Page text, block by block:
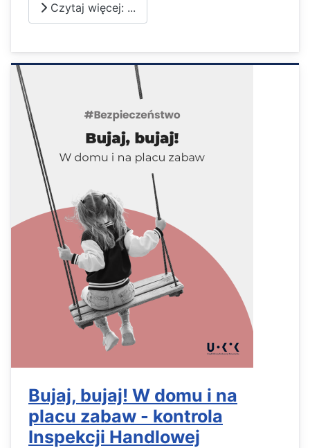
Czytaj więcej: ...
Bujaj, bujaj! W domu i na
placu zabaw - kontrola
Inspekcji Handlowej